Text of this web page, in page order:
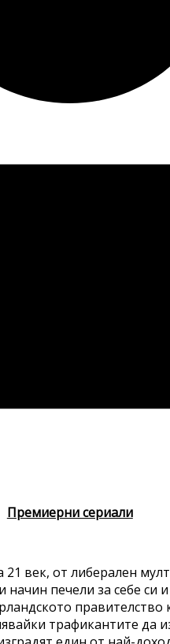
Премиерни сериали
век, от либерален
печели за себе си
трафикантите да